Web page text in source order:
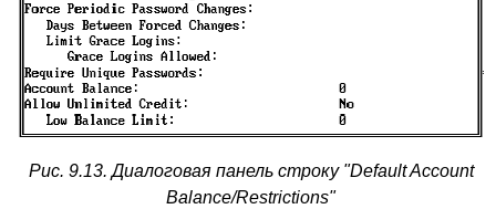
Рис. 9.13. Диалоговая панель строку "Default Account
Balance/Restrictions"